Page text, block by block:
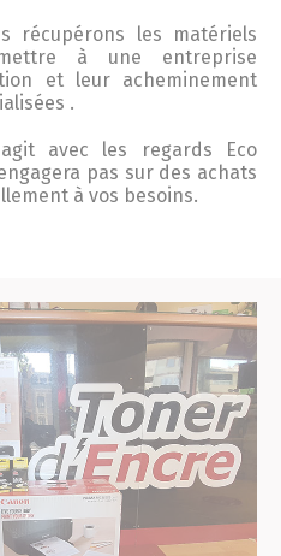
récupérons les matériels
à une entreprise
et leur acheminement
.
agit avec les regards Eco
pas sur des achats
à vos besoins.